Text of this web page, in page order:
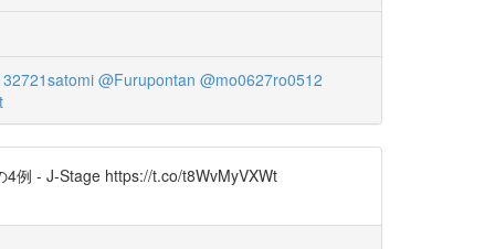
@Furupontan @mo0627ro0512
4例 - J-Stage https://t.co/t8WvMyVXWt